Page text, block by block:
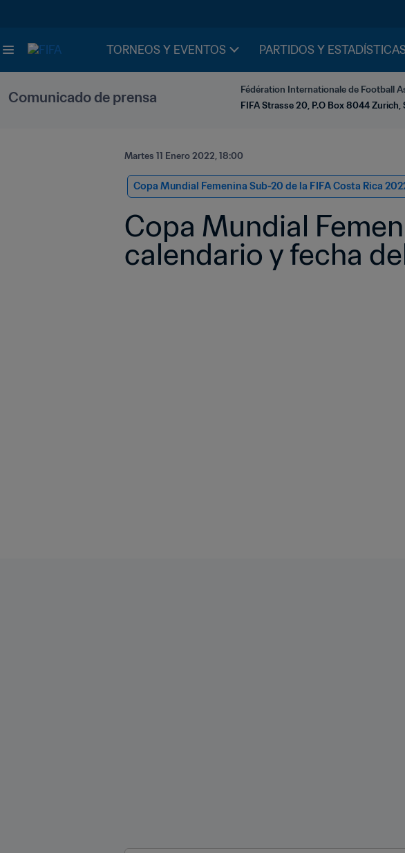
TORNEOS Y EVENTOS PARTIDOS Y ESTADÍSTICAS
Comunicado de prensa
Fédération Internationale de Football
FIFA Strasse 20, P.O Box 8044 Zurich,
Martes 11 Enero 2022, 18:00
Copa Mundial Femenina Sub-20 de la FIFA Costa Rica
Copa Mundial
calendario y fecha